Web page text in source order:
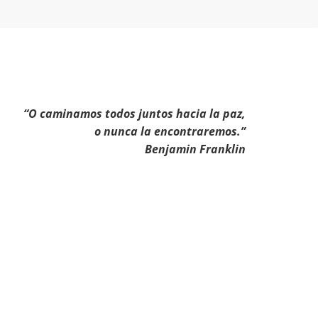
“O caminamos todos juntos hacia la paz,
o nunca la encontraremos.”
Benjamin Franklin